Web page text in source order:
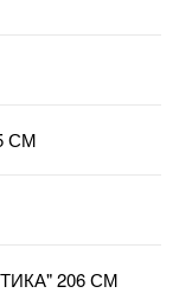
СМ
206 СМ